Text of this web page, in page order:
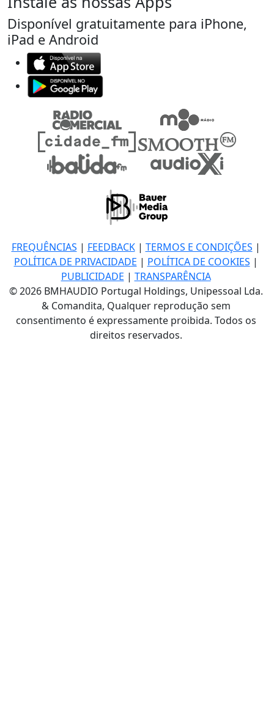
Disponível gratuitamente para iPhone,
iPad e Android
FREQUÊNCIAS | FEEDBACK| TERMOS E CONDIÇÕES |
POLÍTICA DE PRIVACIDADE | POLÍTICA DE COOKIES |
PUBLICIDADE | TRANSPARÊNCIA
© 2026 BMHAUDIO Portugal Holdings, Unipessoal Lda.
& Comandita, Qualquer reprodução sem
consentimento é expressamente proibida. Todos os
direitos reservados.